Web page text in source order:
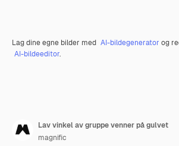
Lag dine egne bilder med AI-bildegenerator og
AI-bildeeditor.
Lav vinkel av gruppe venner på gulvet
magnific